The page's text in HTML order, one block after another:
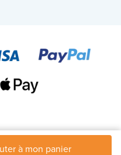
à mon panier
de TVA : BE0627.861.895 -